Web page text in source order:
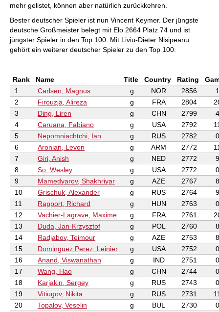
mehr gelistet, können aber natürlich zurückkehren.
Bester deutscher Spieler ist nun Vincent Keymer. Der jüngste
deutsche Großmeister belegt mit Elo 2664 Platz 74 und ist
jüngster Spieler in den Top 100. Mit Liviu-Dieter Nisipeanu
gehört ein weiterer deutscher Spieler zu den Top 100.
Rank Name Title Country Rating
1
Carlsen, Magnus g NOR 2856
1
2
Firouzja, Alireza g FRA 2804
3
Ding, Liren g CHN 2799
4
4
Caruana, Fabiano g USA 2792
5
Nepomniachtchi, Ian g RUS 2782
0
6
Aronian, Levon g ARM 2772
7
Giri, Anish g NED 2772
9
8
So, Wesley g USA 2772
0
9
Mamedyarov, Shakhriyar g AZE 2767
8
10
Grischuk, Alexander g RUS 2764
9
11
Rapport, Richard g HUN 2763
0
12
Vachier-Lagrave, Maxime g FRA 2761
13
Duda, Jan-Krzysztof g POL 2760
8
14
Radjabov, Teimour g AZE 2753
8
15
Dominguez Perez, Leinier g USA 2752
0
16
Anand, Viswanathan g IND 2751
0
17
Wang, Hao g CHN 2744
0
18
Karjakin, Sergey g RUS 2743
0
19
Vitiugov, Nikita g RUS 2731
20
Topalov, Veselin g BUL 2730
0